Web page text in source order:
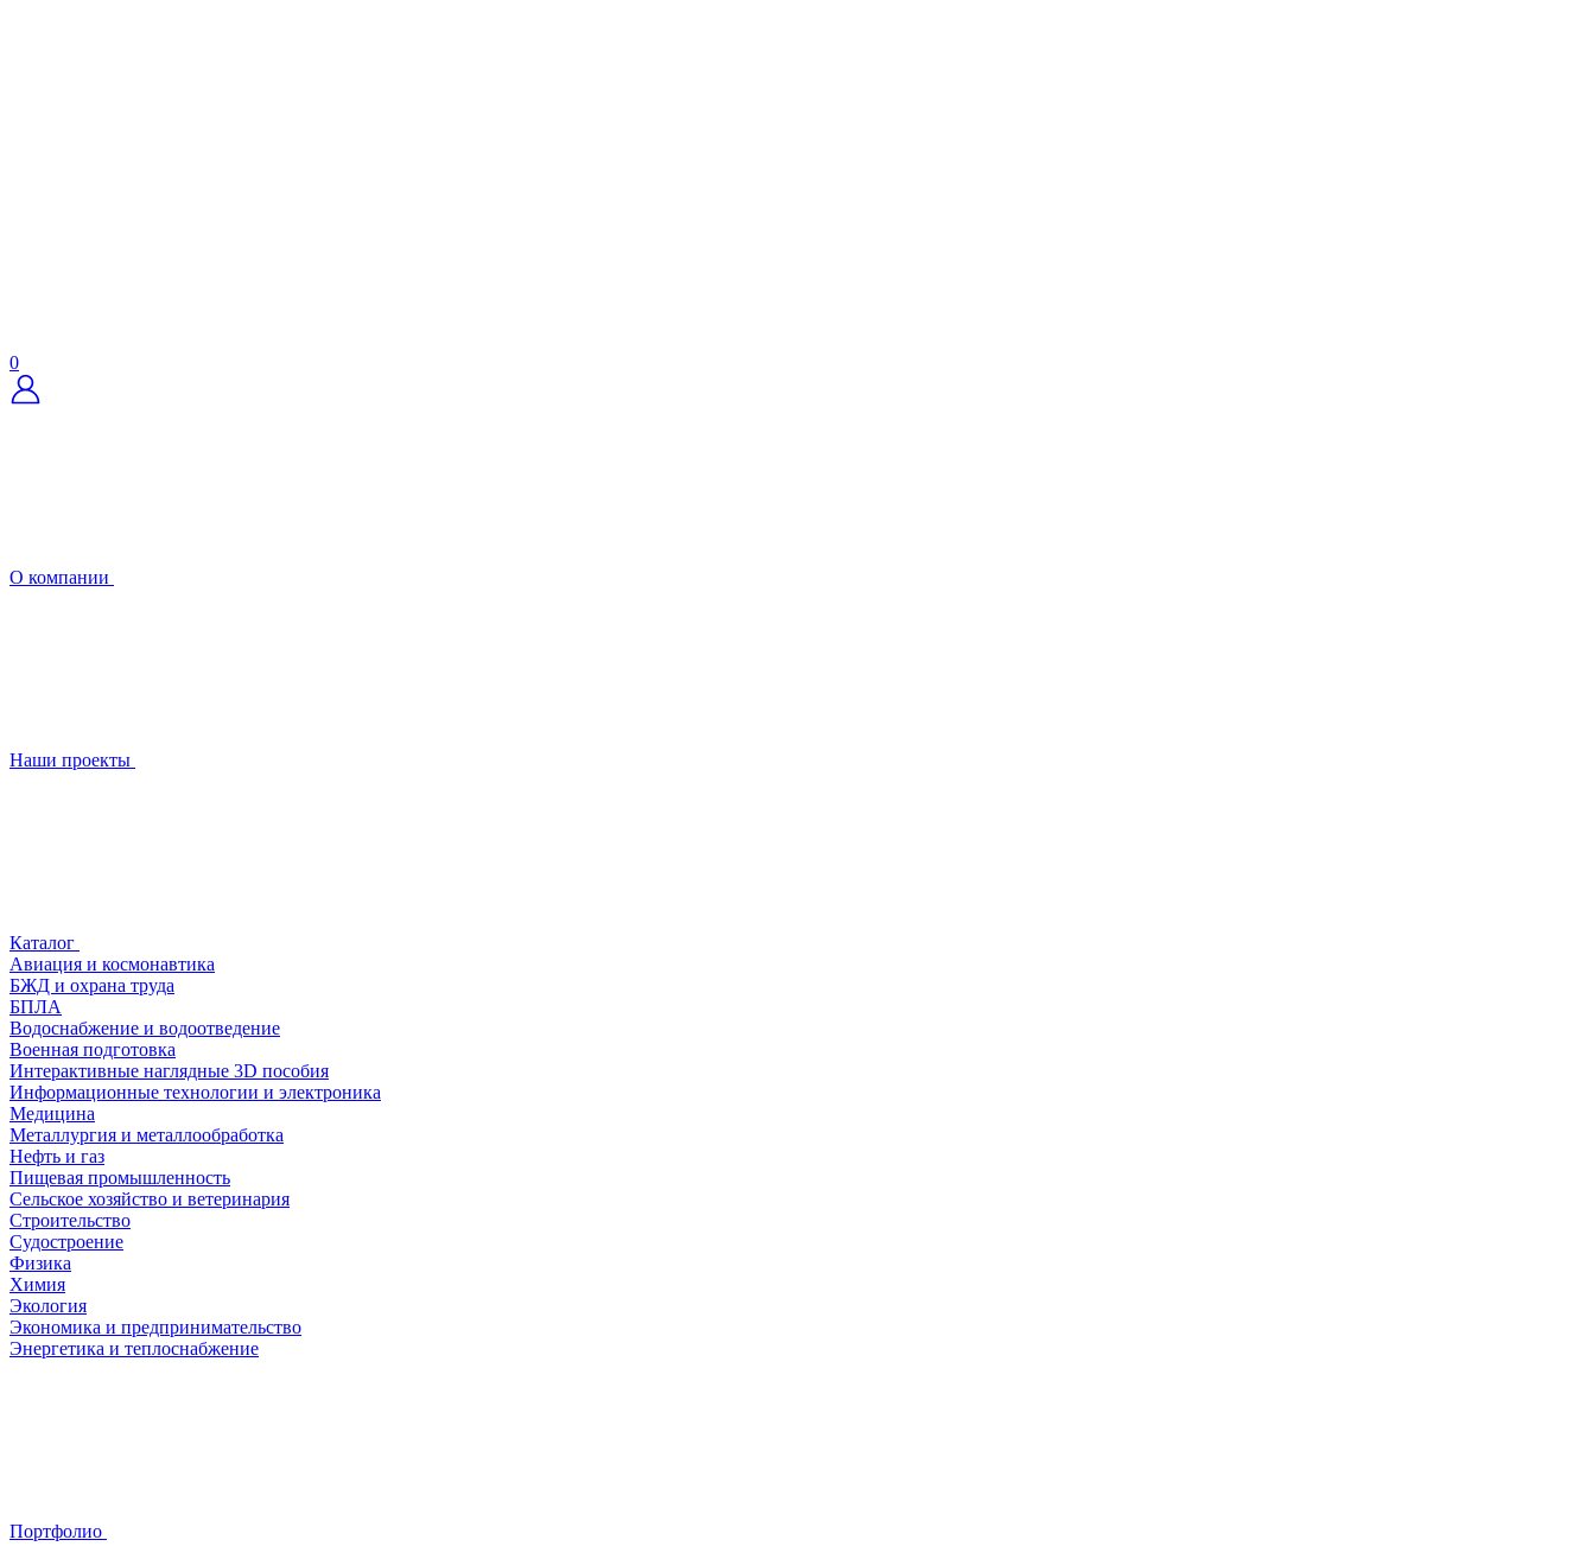
0
О компании
Наши проекты
Каталог
Авиация и космонавтика
БЖД и охрана труда
БПЛА
Водоснабжение и водоотведение
Военная подготовка
Интерактивные наглядные 3D пособия
Информационные технологии и электроника
Медицина
Металлургия и металлообработка
Нефть и газ
Пищевая промышленность
Сельское хозяйство и ветеринария
Строительство
Судостроение
Физика
Химия
Экология
Экономика и предпринимательство
Энергетика и теплоснабжение
Портфолио